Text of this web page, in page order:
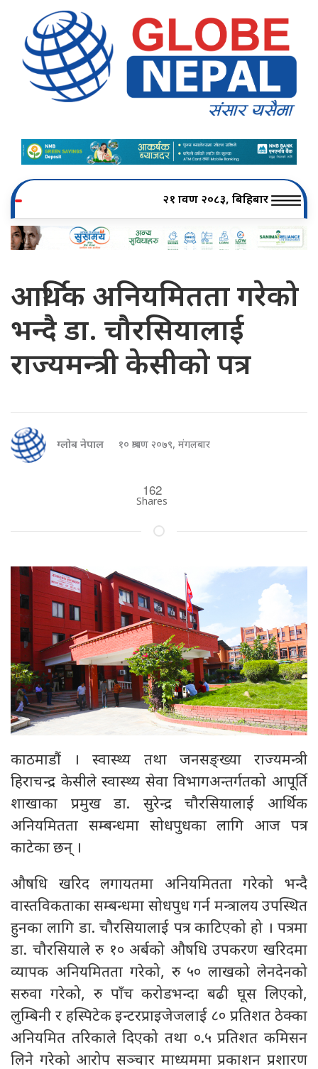
२१ श्रावण २०८३, बिहिबार
आर्थिक अनियमितता गरेको
भन्दै डा. चौरसियालाई
राज्यमन्त्री केसीको पत्र
ग्लोब नेपाल १० श्रावण २०७९, मंगलबार
162
Shares
काठमाडौं । स्वास्थ्य तथा जनसङ्ख्या राज्यमन्त्री
हिराचन्द्र केसीले स्वास्थ्य सेवा विभागअन्तर्गतको आपूर्ति
शाखाका प्रमुख डा. सुरेन्द्र चौरसियालाई आर्थिक
अनियमितता सम्बन्धमा सोधपुधका लागि आज पत्र
काटेका छन् ।
औषधि खरिद लगायतमा अनियमितता गरेको भन्दै
वास्तविकताका सम्बन्धमा सोधपुध गर्न मन्त्रालय उपस्थित
हुनका लागि डा. चौरसियालाई पत्र काटिएको हो । पत्रमा
डा. चौरसियाले रु १० अर्बको औषधि उपकरण खरिदमा
व्यापक अनियमितता गरेको, रु ५० लाखको लेनदेनको
सरुवा गरेको, रु पाँच करोडभन्दा बढी घूस लिएको,
लुम्बिनी र हस्पिटेक इन्टरप्राइजेजलाई ८० प्रतिशत ठेक्का
अनियमित तरिकाले दिएको तथा ०.५ प्रतिशत कमिसन
लिने गरेको आरोप सञ्चार माध्यममा प्रकाशन प्रशारण